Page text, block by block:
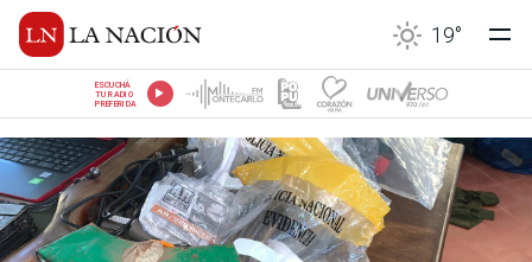
19°
ESCUCHÁ
TU RADIO
PREFERIDA